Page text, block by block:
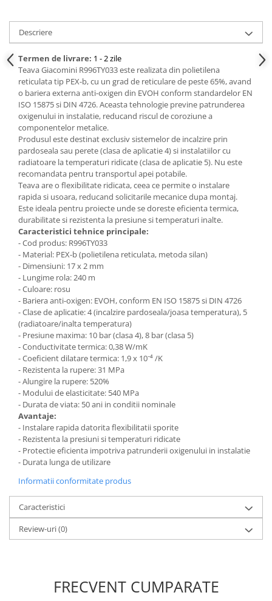
Descriere
Termen de livrare: 1 - 2 zile
Teava Giacomini R996TY033 este realizata din polietilena
reticulata tip PEX-b, cu un grad de reticulare de peste 65%, avand
o bariera externa anti-oxigen din EVOH conform standardelor EN
ISO 15875 si DIN 4726. Aceasta tehnologie previne patrunderea
oxigenului in instalatie, reducand riscul de coroziune a
componentelor metalice.
Produsul este destinat exclusiv sistemelor de incalzire prin
pardoseala sau perete (clasa de aplicatie 4) si instalatiilor cu
radiatoare la temperaturi ridicate (clasa de aplicatie 5). Nu este
recomandata pentru transportul apei potabile.
Teava are o flexibilitate ridicata, ceea ce permite o instalare
rapida si usoara, reducand solicitarile mecanice dupa montaj.
Este ideala pentru proiecte unde se doreste eficienta termica,
durabilitate si rezistenta la presiune si temperaturi inalte.
Caracteristici tehnice principale:
- Cod produs: R996TY033
- Material: PEX-b (polietilena reticulata, metoda silan)
- Dimensiuni: 17 x 2 mm
- Lungime rola: 240 m
- Culoare: rosu
- Bariera anti-oxigen: EVOH, conform EN ISO 15875 si DIN 4726
- Clase de aplicatie: 4 (incalzire pardoseala/joasa temperatura), 5
(radiatoare/inalta temperatura)
- Presiune maxima: 10 bar (clasa 4), 8 bar (clasa 5)
- Conductivitate termica: 0,38 W/mK
- Coeficient dilatare termica: 1,9 x 10⁻⁴ /K
- Rezistenta la rupere: 31 MPa
- Alungire la rupere: 520%
- Modului de elasticitate: 540 MPa
- Durata de viata: 50 ani in conditii nominale
Avantaje:
- Instalare rapida datorita flexibilitatii sporite
- Rezistenta la presiuni si temperaturi ridicate
- Protectie eficienta impotriva patrunderii oxigenului in instalatie
- Durata lunga de utilizare
Informatii conformitate produs
Caracteristici
Review-uri(0)
FRECVENT CUMPARATE